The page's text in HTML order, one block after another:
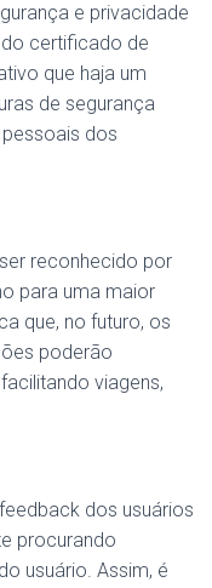
e privacidade
certificado de
que haja um
de segurança
dos
reconhecido por
para uma maior
que, no futuro, os
poderão
viagens,
dos usuários
procurando
usuário. Assim, é